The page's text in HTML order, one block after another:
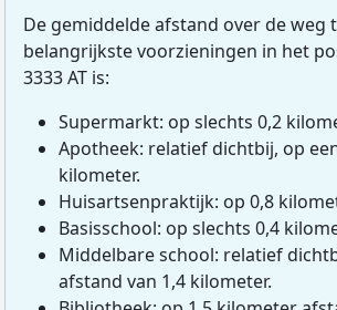
De gemiddelde afstand over de weg
belangrijkste voorzieningen in het
3333 AT is:
Supermarkt: op slechts 0,2
Apotheek: relatief dichtbij, op
kilometer.
Huisartsenpraktijk: op 0,8
Basisschool: op slechts 0,4
Middelbare school: relatief
afstand van 1,4 kilometer.